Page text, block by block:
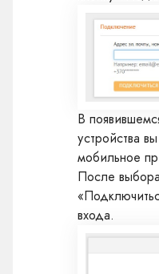
В
устройства
мобильное
После
входа.